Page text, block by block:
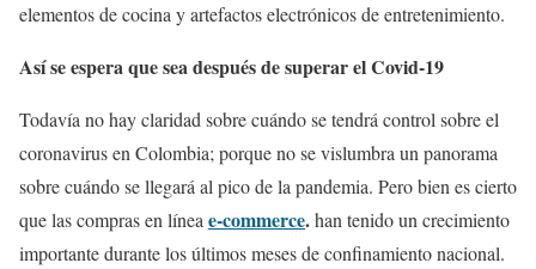
elementos de cocina y artefactos electrónicos de entretenimiento.
Así se espera que sea después de superar el Covid-19
Todavía no hay claridad sobre cuándo se tendrá control sobre el
coronavirus en Colombia; porque no se vislumbra un panorama
sobre cuándo se llegará al pico de la pandemia. Pero bien es cierto
que las compras en línea e-commerce.han tenido un crecimiento
importante durante los últimos meses de confinamiento nacional.